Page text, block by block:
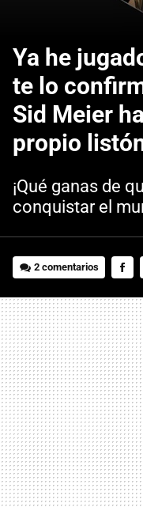
Ya he
te lo
Sid Meier
propio
¡Qué ganas de
conquistar el
2 comentarios